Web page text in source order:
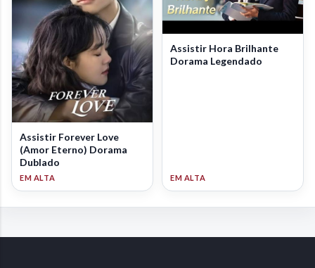
Assistir Forever Love
(Amor Eterno) Dorama
Dublado
Assistir Hora Brilhante
Dorama Legendado